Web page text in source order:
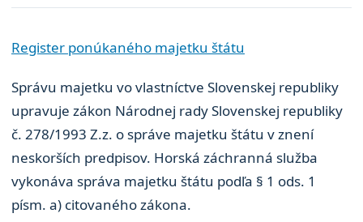
Register ponúkaného majetku štátu
Správu majetku vo vlastníctve Slovenskej republiky
upravuje zákon Národnej rady Slovenskej republiky
č. 278/1993 Z.z. o správe majetku štátu v znení
neskorších predpisov. Horská záchranná služba
vykonáva správa majetku štátu podľa § 1 ods. 1
písm. a) citovaného zákona.